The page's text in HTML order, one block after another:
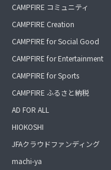
CAMPFIRE コミュニティ
CAMPFIRE Creation
CAMPFIRE for Social Good
CAMPFIRE for Entertainment
CAMPFIRE for Sports
CAMPFIRE ふるさと納税
AD FOR ALL
HIOKOSHI
JFAクラウドファンディング
machi-ya